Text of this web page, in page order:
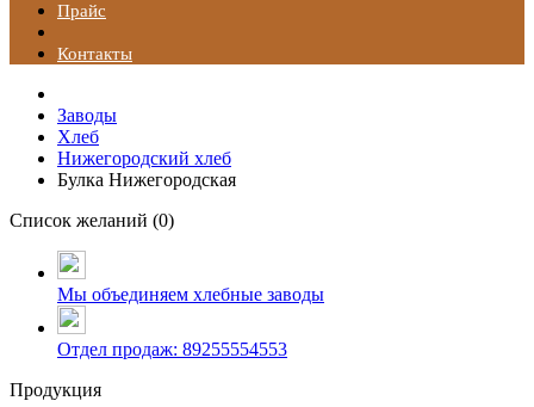
Прайс
Контакты
Заводы
Хлеб
Нижегородский хлеб
Булка Нижегородская
Список желаний (0)
Мы объединяем хлебные заводы
Отдел продаж: 89255554553
Продукция